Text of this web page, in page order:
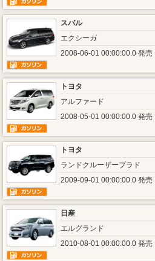
スバル
エクシーガ
2008-06-01 00:00:00.0 発売
トヨタ
アルファード
2008-05-01 00:00:00.0 発売
トヨタ
ランドクルーザープラド
2009-09-01 00:00:00.0 発売
日産
エルグランド
2010-08-01 00:00:00.0 発売